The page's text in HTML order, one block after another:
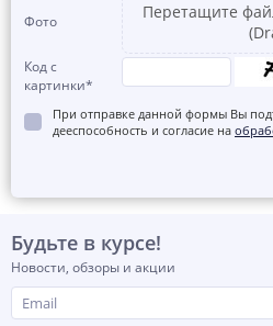
Фото
Перетащите
Код с
картинки*
При отправке данной формы Вы
дееспособность и согласие на
Будьте в курсе!
Новости, обзоры и акции